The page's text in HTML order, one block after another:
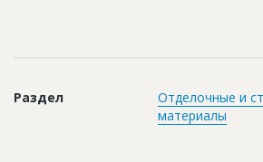
Раздел
Отделочные и
материалы